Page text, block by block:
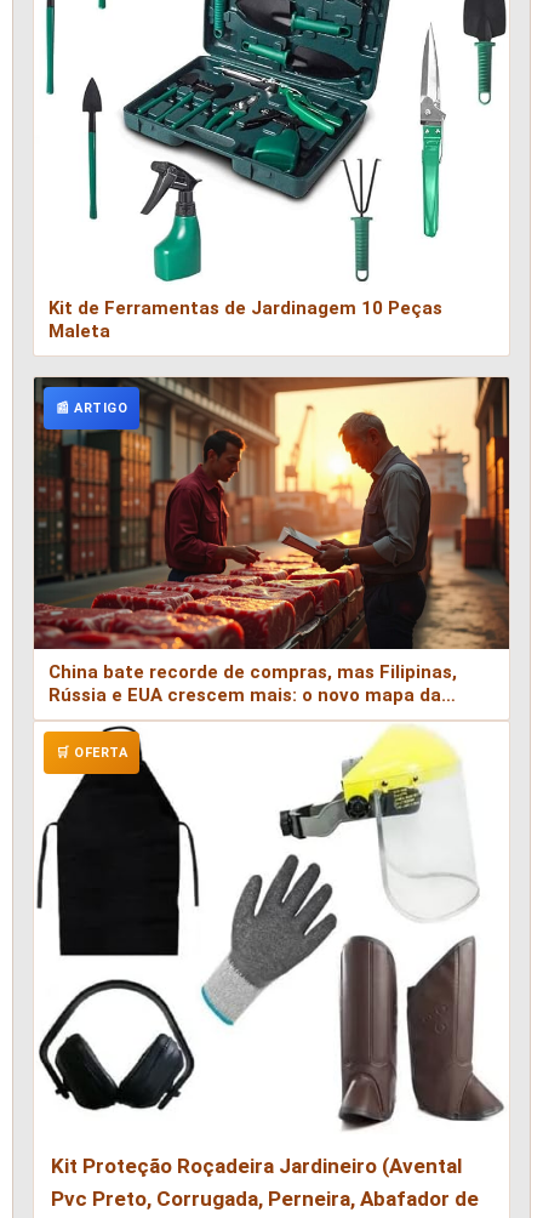
Kit de Ferramentas de Jardinagem 10 Peças
Maleta
📰 ARTIGO
China bate recorde de compras, mas Filipinas,
Rússia e EUA crescem mais: o novo mapa da
carne brasileira em 2026
🛒 OFERTA
Kit Proteção Roçadeira Jardineiro (Avental
Pvc Preto, Corrugada, Perneira, Abafador de